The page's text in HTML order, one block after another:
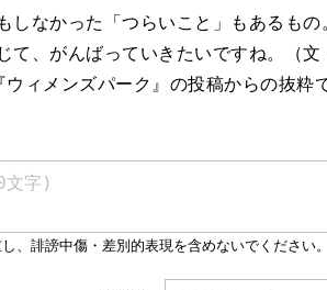
しなかった「つらいこと」もあるも
、がんばっていきたいですね。（文
ィメンズパーク』の投稿からの抜粋で